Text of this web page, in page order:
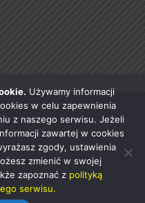
Używamy informacji
w celu zapewnienia
z naszego serwisu. Jeżeli
zawartej w cookies
zgody, ustawienia
zmienić w swojej
zapoznać z polityką
serwisu.